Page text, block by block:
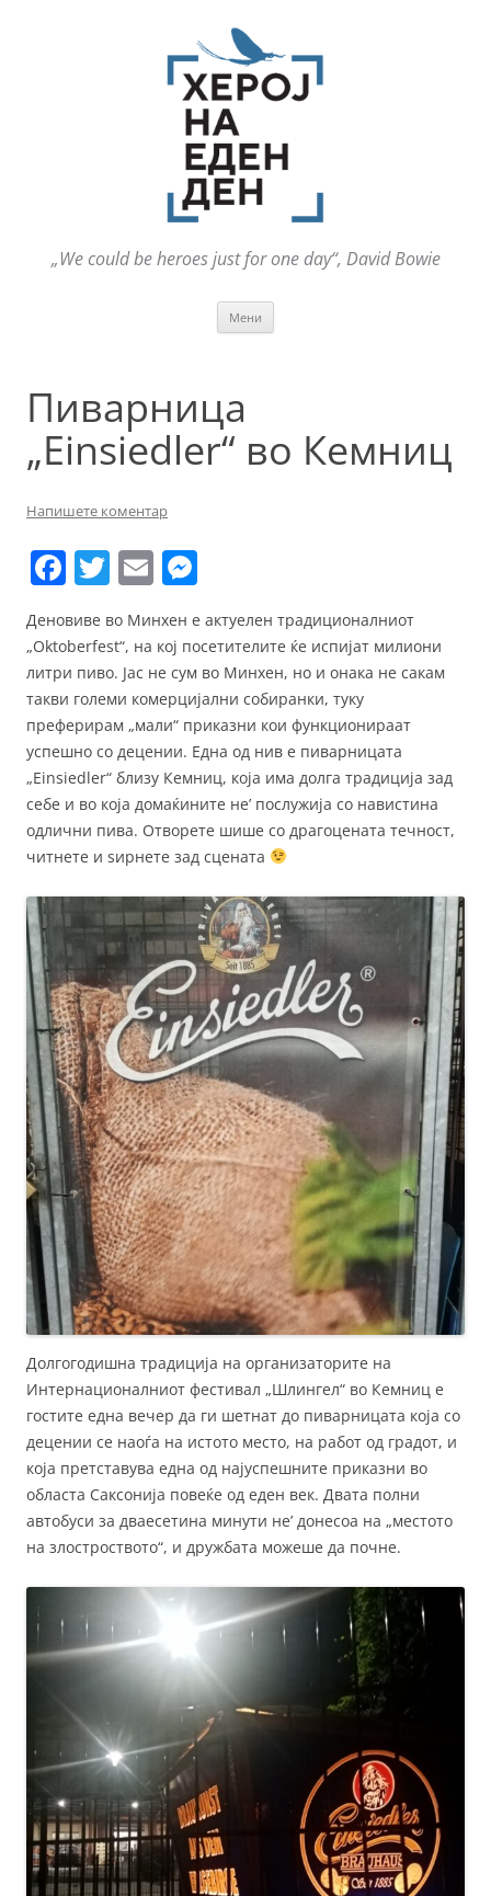
„We could be heroes just for one day“, David Bowie
Мени
Пиварница
„Einsiedler“ во Кемниц
Напишете коментар
F
c
e
b
o
o
k
T
w
itt
er
E
ai
l
ss
e
n
g
er
Деновиве во Минхен е актуелен традиционалниот
„Oktoberfest“, на кој посетителите ќе испијат милиони
литри пиво. Јас не сум во Минхен, но и онака не сакам
такви големи комерцијални собиранки, туку
преферирам „мали“ приказни кои функционираат
успешно со децении. Една од нив е пиварницата
„Einsiedler“ близу Кемниц, која има долга традиција зад
себе и во која домаќините не’ послужија со навистина
одлични пива. Отворете шише со драгоцената течност,
читнете и ѕирнете зад сцената
Долгогодишна традиција на организаторите на
Интернационалниот фестивал „Шлингел“ во Кемниц е
гостите една вечер да ги шетнат до пиварницата која со
децении се наоѓа на истото место, на работ од градот, и
која претставува една од најуспешните приказни во
областа Саксонија повеќе од еден век. Двата полни
автобуси за дваесетина минути не’ донесоа на „местото
на злостроството“, и дружбата можеше да почне.